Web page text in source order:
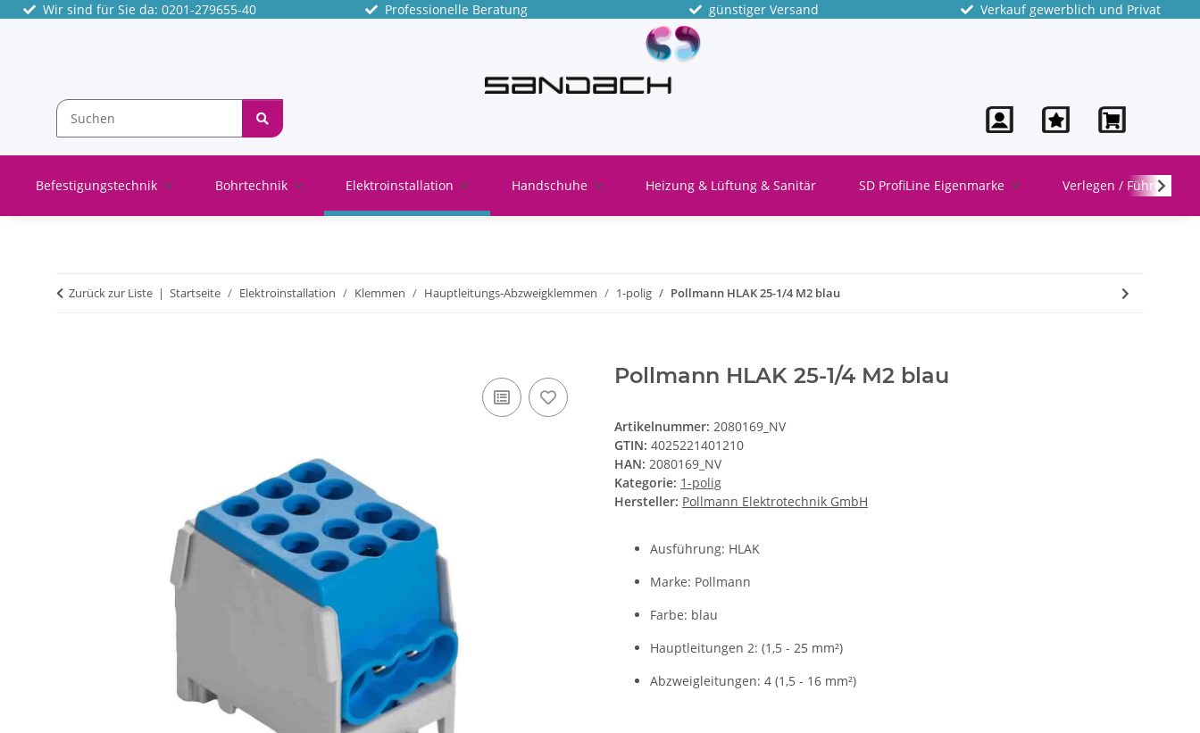
Wir sind für Sie da: 0201-279655-40 Professionelle Beratung günstiger Versand Verkauf gewerblich und Privat
Befestigungstechnik Bohrtechnik Elektroinstallation Handschuhe Heizung & Lüftung & Sanitär SD ProfiLine Eigenmarke Verlegen / Führen
Zurück zur Liste Startseite Elektroinstallation Klemmen Hauptleitungs-Abzweigklemmen 1-polig Pollmann HLAK 25-1/4 M2 blau
Pollmann HLAK 25-1/4 M2 blau
Artikelnummer: 2080169_NV
GTIN: 4025221401210
HAN: 2080169_NV
Kategorie: 1-polig
Hersteller: Pollmann Elektrotechnik GmbH
Ausführung: HLAK
Marke: Pollmann
Farbe: blau
Hauptleitungen 2: (1,5 - 25 mm²)
Abzweigleitungen: 4 (1,5 - 16 mm²)